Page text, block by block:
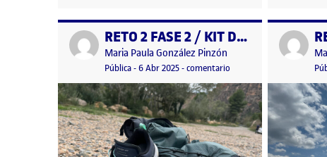
Publicado por RETO 2 FASE 2 / KIT DE CAMPO
Publicado por
Maria Paula González Pinzón
Visibilidad:
Pública-Fecha de publicación
6 Abr 2025-comentario en RETO 2 FASE 2 / KIT
Publicado